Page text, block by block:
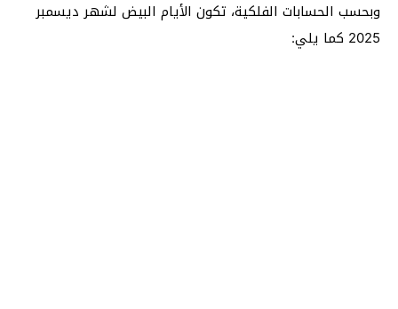
وبحسب الحسابات الفلكية، تكون الأيام البيض لشهر ديسمبر
2025 كما يلي: